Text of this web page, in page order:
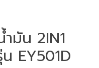
มัน 2IN1
EY501D